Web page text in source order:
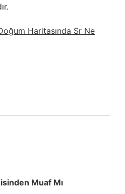
Haritasında Sr Ne
Muaf Mı